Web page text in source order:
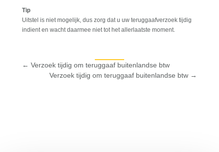
Tip
Uitstel is niet mogelijk, dus zorg dat u uw teruggaafverzoek tijdig
indient en wacht daarmee niet tot het allerlaatste moment.
← Verzoek tijdig om teruggaaf buitenlandse btw
Verzoek tijdig om teruggaaf buitenlandse btw →